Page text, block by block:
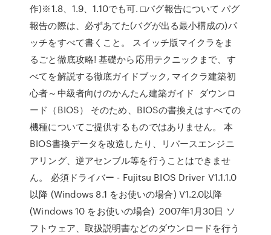
作)※1.8、1.9、1.10でも可. □バグ報告について バグ
報告の際は、必ずあてた(バグが出る最小構成の)パ
ッチをすべて書くこと。 スイッチ版マイクラをま
るごと徹底攻略! 基礎から応用テクニックまで、す
べてを解説する徹底ガイドブック, マイクラ建築初
心者～中級者向けのかんたん建築ガイド ダウンロ
ード（BIOS） そのため、BIOSの書換えはすべての
機種についてご提供するものではありません。 本
BIOS書換データを改造したり、リバースエンジニ
アリング、逆アセンブル等を行うことはできませ
ん。 必須ドライバー - Fujitsu BIOS Driver V1.1.1.0
以降 (Windows 8.1 をお使いの場合) V1.2.0以降
(Windows 10 をお使いの場合) 2007年1月30日 ソ
フトウェア、取扱説明書などのダウンロードを行う